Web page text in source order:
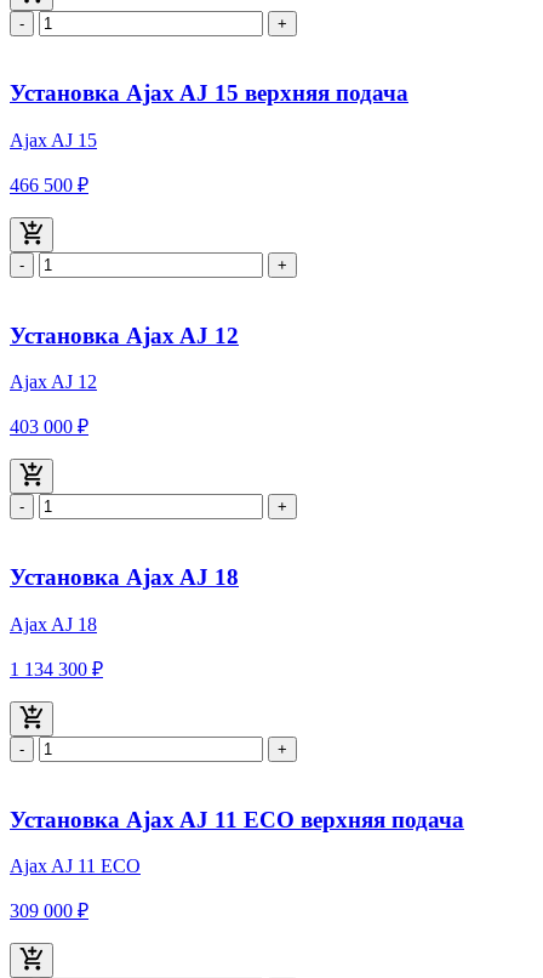
- +
Установка Ajax AJ 15 верхняя подача
Ajax AJ 15
466 500 ₽
- +
Установка Ajax AJ 12
Ajax AJ 12
403 000 ₽
- +
Установка Ajax AJ 18
Ajax AJ 18
1 134 300 ₽
- +
Установка Ajax AJ 11 ECO верхняя подача
Ajax AJ 11 ECO
309 000 ₽